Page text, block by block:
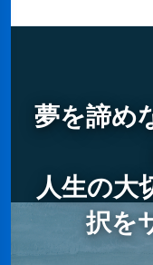
夢を諦め
人生の大
択を